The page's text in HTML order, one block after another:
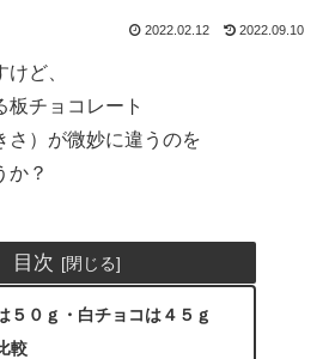
2022.02.12 2022.09.10
ど、
板チョコレート
さ）が微妙に違うのを
か？
目次
５０ｇ・白チョコは４５ｇ
較